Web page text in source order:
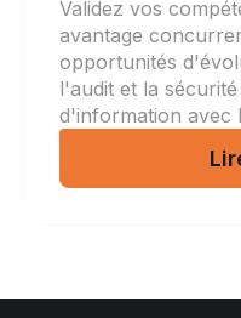
Validez vos
avantage
opportunités
l'audit et la
d'information avec